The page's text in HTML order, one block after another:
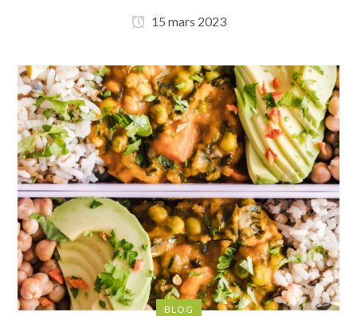
15 mars 2023
BLOG